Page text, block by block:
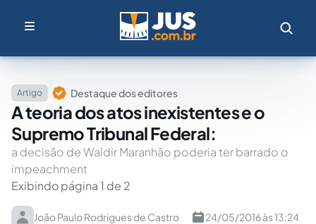
Artigo Destaque dos editores
A teoria dos atos inexistentes e o
Supremo Tribunal Federal:
a decisão de Waldir Maranhão poderia ter barrado o
impeachment
Exibindo página 1 de 2
João Paulo Rodrigues de Castro 24/05/2016 às 13:24